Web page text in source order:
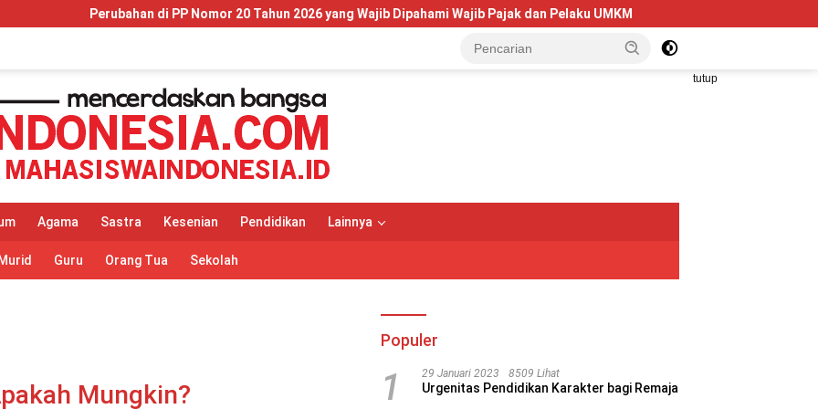
di PP Nomor 20 Tahun 2026 yang Wajib Dipahami Wajib Pajak dan Pelaku UMKM Telkom University Dorong Kolaborasi AI dan
tutup
Agama Sastra Kesenian Pendidikan Lainnya
Murid Guru Orang Tua Sekolah
Mungkin?
Populer
1 29 Januari 2023 8509 Lihat
Urgenitas Pendidikan Karakter bagi Remaja